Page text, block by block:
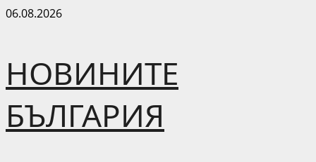
Skip
06.08.2026
НОВИНИТЕ
БЪЛГАРИЯ